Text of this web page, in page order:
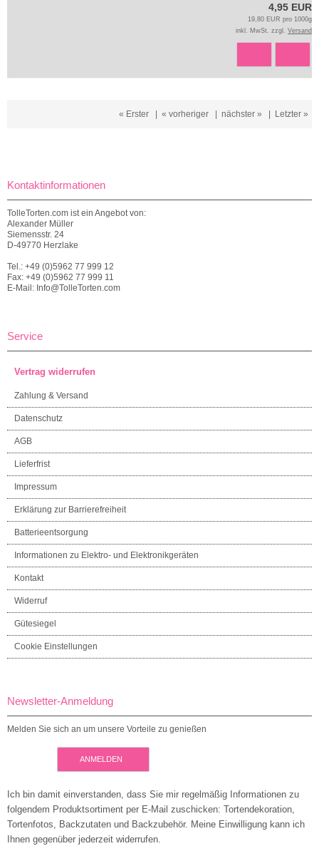
4,95 EUR
19,80 EUR pro 1000g
inkl. MwSt. zzgl. Versand
« Erster « vorheriger nächster » Letzter »
Kontaktinformationen
TolleTorten.com ist ein Angebot von:
Alexander Müller
Siemensstr. 24
D-49770 Herzlake
Tel.: +49 (0)5962 77 999 12
Fax: +49 (0)5962 77 999 11
E-Mail: Info@TolleTorten.com
Service
Vertrag widerrufen
Zahlung & Versand
Datenschutz
AGB
Lieferfrist
Impressum
Erklärung zur Barrierefreiheit
Batterieentsorgung
Informationen zu Elektro- und Elektronikgeräten
Kontakt
Widerruf
Gütesiegel
Cookie Einstellungen
Newsletter-Anmeldung
Melden Sie sich an um unsere Vorteile zu genießen
ANMELDEN
Ich bin damit einverstanden, dass Sie mir regelmäßig Informationen zu
folgendem Produktsortiment per E-Mail zuschicken: Tortendekoration,
Tortenfotos, Backzutaten und Backzubehör. Meine Einwilligung kann ich
Ihnen gegenüber jederzeit widerrufen.